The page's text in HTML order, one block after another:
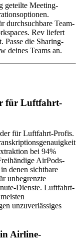
geteilte Meeting-
durchsuchbare Team-
Rev liefert
Passe die Sharing-
deines Teams an.
für Luftfahrt-
für Luftfahrt-Profis.
bei 94%
AirPods-
denen sichtbare
unbegrenzte
Dienste. Luftfahrt-
unzuverlässiges
Airline-